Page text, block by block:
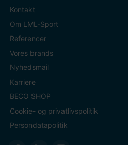
Kontakt
Om LML-Sport
Referencer
Vores brands
Nyhedsmail
Karriere
BECO SHOP
Cookie- og privatlivspolitik
Persondatapolitik